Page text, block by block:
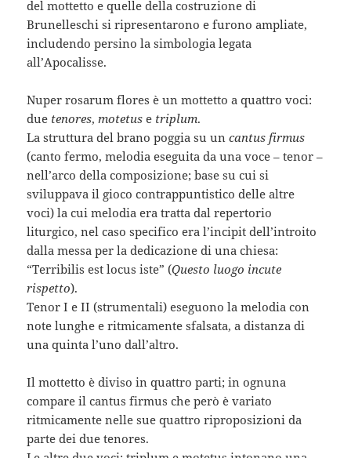
del mottetto e quelle della costruzione di
Brunelleschi si ripresentarono e furono ampliate,
includendo persino la simbologia legata
all’Apocalisse.
Nuper rosarum flores è un mottetto a quattro voci:
due tenores, motetus e triplum.
La struttura del brano poggia su uncantus firmus
(canto fermo, melodia eseguita da una voce – tenor –
nell’arco della composizione; base su cui si
sviluppava il gioco contrappuntistico delle altre
voci) la cui melodia era tratta dal repertorio
liturgico, nel caso specifico era l’incipit dell’introito
dalla messa per la dedicazione di una chiesa:
“Terribilis est locus iste” (Questo luogo incute
rispetto).
Tenor I e II (strumentali) eseguono la melodia con
note lunghe e ritmicamente sfalsata, a distanza di
una quinta l’uno dall’altro.
Il mottetto è diviso in quattro parti; in ognuna
compare il cantus firmus che però è variato
ritmicamente nelle sue quattro riproposizioni da
parte dei due tenores.